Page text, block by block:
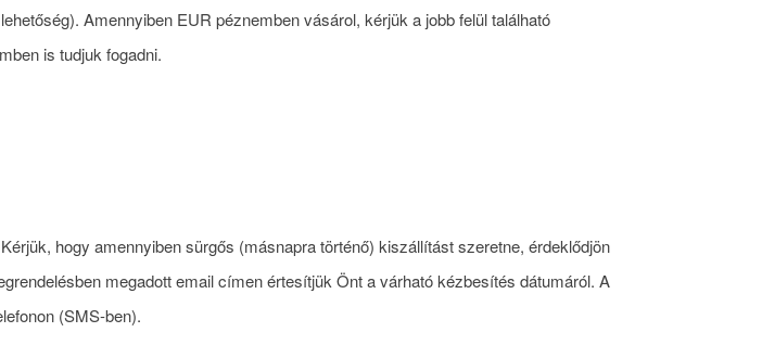
Amennyiben EUR péznemben vásárol, kérjük a jobb felül található
is tudjuk fogadni.
hogy amennyiben sürgős (másnapra történő) kiszállítást szeretne, érdeklődjön
megadott email címen értesítjük Önt a várható kézbesítés dátumáról. A
(SMS-ben).